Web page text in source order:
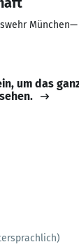
um das
sehen.